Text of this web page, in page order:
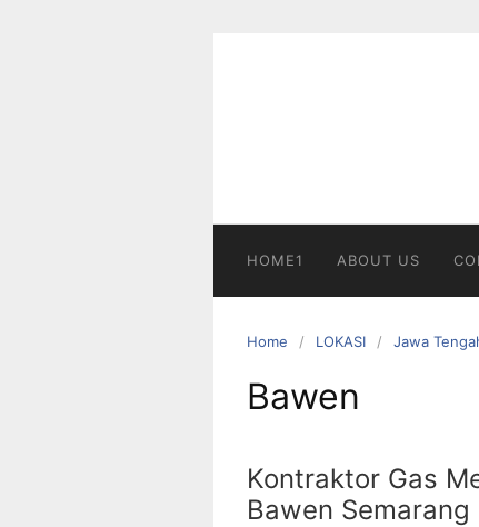
HOME1 ABOUT US
Home LOKASI Jawa
Bawen
Kontraktor Gas
Bawen